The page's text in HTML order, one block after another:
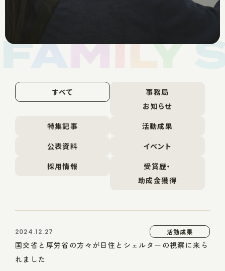
すべて
事務局
お知らせ
特集記事
活動成果
公表資料
イベント
採用情報
受賞歴・
助成金獲得
2024.12.27 活動成果
国交省と厚労省の方々が日住とシェルターの視察に来ら
れました